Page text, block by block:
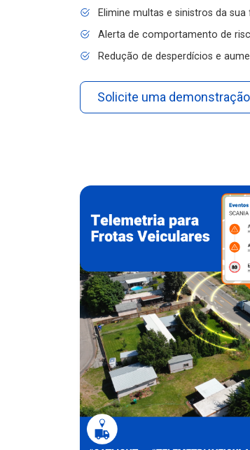
Elimine multas e sinistros da sua
Alerta de comportamento de
Redução de desperdícios e
Solicite uma demonstração